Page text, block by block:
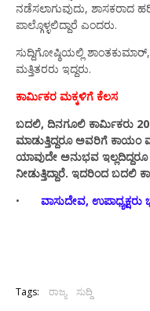
ನಡೆಸಲಾಗುವುದು,
ಪಾಲ್ಗೊಳ್ಳಲಿದ್ದಾರೆ ಎಂದರು.
ಸುದ್ದಿಗೋಷ್ಠಿಯಲ್ಲಿ
ಮತ್ತಿತರರು ಇದ್ದರು.
ಕಾರ್ಮಿಕರ ಮಕ್ಕಳಿಗೆ ಕೆಲಸ
ಬದಲಿ, ದಿನಗೂಲಿ ಕಾರ್ಮಿಕರು
ಮಾಡುತ್ತಿದ್ದರೂ ಅವರಿಗೆ ಕಾಯಂ
ಯಾವುದೇ ಅನುಭವ
ನೀಡುತ್ತಿದ್ದಾರೆ. ಇದರಿಂದ
•
ವಾಸುದೇವ,
Tags: ರಾಜ್ಯ ಸುದ್ದಿ